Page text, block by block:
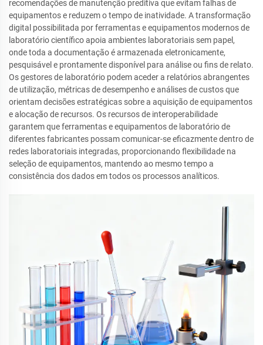
recomendações de manutenção preditiva que evitam falhas de
equipamentos e reduzem o tempo de inatividade. A transformação
digital possibilitada por ferramentas e equipamentos modernos de
laboratório científico apoia ambientes laboratoriais sem papel,
onde toda a documentação é armazenada eletronicamente,
pesquisável e prontamente disponível para análise ou fins de relato.
Os gestores de laboratório podem aceder a relatórios abrangentes
de utilização, métricas de desempenho e análises de custos que
orientam decisões estratégicas sobre a aquisição de equipamentos
e alocação de recursos. Os recursos de interoperabilidade
garantem que ferramentas e equipamentos de laboratório de
diferentes fabricantes possam comunicar-se eficazmente dentro de
redes laboratoriais integradas, proporcionando flexibilidade na
seleção de equipamentos, mantendo ao mesmo tempo a
consistência dos dados em todos os processos analíticos.